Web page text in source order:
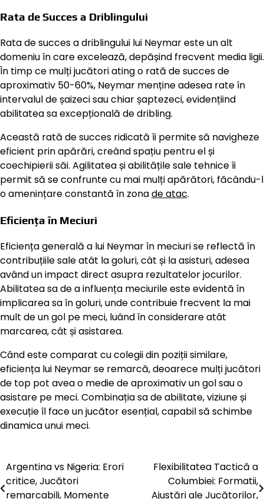
Rata de Succes a Driblingului
Rata de succes a driblingului lui Neymar este un alt
domeniu în care excelează, depășind frecvent media ligii.
În timp ce mulți jucători ating o rată de succes de
aproximativ 50-60%, Neymar menține adesea rate în
intervalul de șaizeci sau chiar șaptezeci, evidențiind
abilitatea sa excepțională de dribling.
Această rată de succes ridicată îi permite să navigheze
eficient prin apărări, creând spațiu pentru el și
coechipierii săi. Agilitatea și abilitățile sale tehnice îi
permit să se confrunte cu mai mulți apărători, făcându-l
o amenințare constantă în zonade atac.
Eficiența în Meciuri
Eficiența generală a lui Neymar în meciuri se reflectă în
contribuțiile sale atât la goluri, cât și la asisturi, adesea
având un impact direct asupra rezultatelor jocurilor.
Abilitatea sa de a influența meciurile este evidentă în
implicarea sa în goluri, unde contribuie frecvent la mai
mult de un gol pe meci, luând în considerare atât
marcarea, cât și asistarea.
Când este comparat cu colegii din poziții similare,
eficiența lui Neymar se remarcă, deoarece mulți jucători
de top pot avea o medie de aproximativ un gol sau o
asistare pe meci. Combinația sa de abilitate, viziune și
execuție îl face un jucător esențial, capabil să schimbe
dinamica unui meci.
Post
navigation
Argentina vs Nigeria: Erori
critice, Jucători
remarcabili, Momente
Flexibilitatea Tactică a
Columbiei: Formatii,
Ajustări ale Jucătorilor,